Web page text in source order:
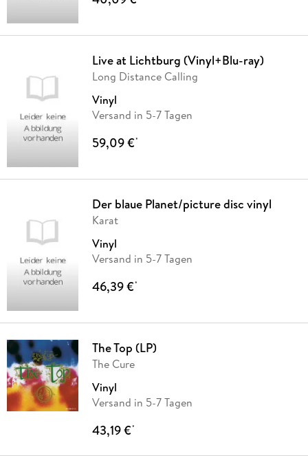
Live at Lichtburg (Vinyl+Blu-ray)
Long Distance Calling
Vinyl
Versand in 5-7 Tagen
59,09 €*
Der blaue Planet/picture disc vinyl
Karat
Vinyl
Versand in 5-7 Tagen
46,39 €*
The Top (LP)
The Cure
Vinyl
Versand in 5-7 Tagen
43,19 €*